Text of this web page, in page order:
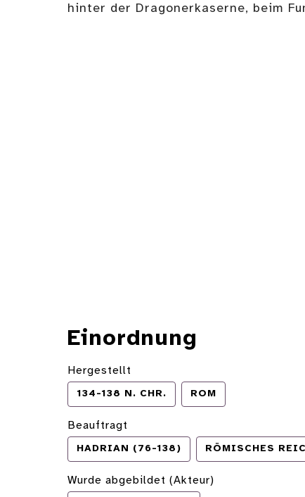
hinter der Dragonerkaserne, beim
Einordnung
Hergestellt
134-138 N. CHR. ROM
Beauftragt
HADRIAN (76-138) RÖMISCHES
Wurde abgebildet (Akteur)